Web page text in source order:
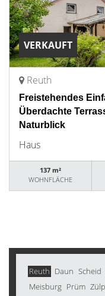
VERKAUFT
Reuth
Freistehendes
Überdachte
Naturblick
Haus
137 m²
WOHNFLÄCHE
Reuth Daun Scheid
Meisburg Prüm